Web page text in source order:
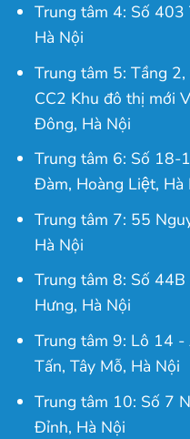
Trung tâm 4: Số 403
Hà Nội
Trung tâm 5: Tầng
CC2 Khu đô thị mới
Đông, Hà Nội
Trung tâm 6: Số 18-
Đàm, Hoàng Liệt, Hà
Trung tâm 7: 55
Hà Nội
Trung tâm 8: Số
Hưng, Hà Nội
Trung tâm 9: Lô 14 -
Tấn, Tây Mỗ, Hà Nội
Trung tâm 10: Số 7
Đỉnh, Hà Nội